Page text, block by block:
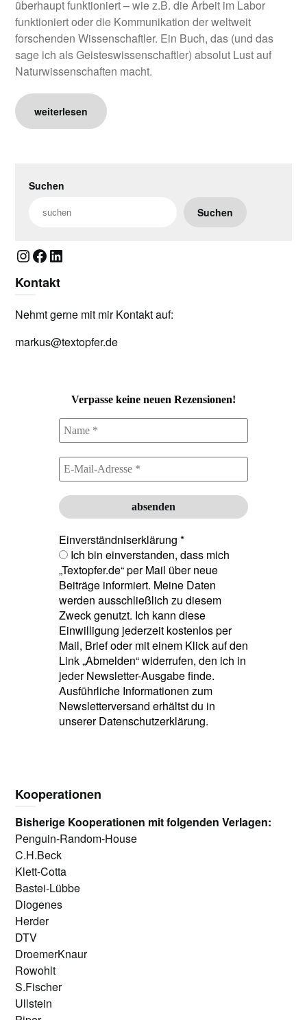
überhaupt funktioniert – wie z.B. die Arbeit im Labor
funktioniert oder die Kommunikation der weltweit
forschenden Wissenschaftler. Ein Buch, das (und das
sage ich als Geisteswissenschaftler) absolut Lust auf
Naturwissenschaften macht.
weiterlesen
Suchen
Suchen
Instagram
Facebook
LinkedIn
Kontakt
Nehmt gerne mit mir Kontakt auf:
markus@textopfer.de
Verpasse keine neuen Rezensionen!
Einverständniserklärung *
Ich bin einverstanden, dass mich
„Textopfer.de“ per Mail über neue
Beiträge informiert. Meine Daten
werden ausschließlich zu diesem
Zweck genutzt. Ich kann diese
Einwilligung jederzeit kostenlos per
Mail, Brief oder mit einem Klick auf den
Link „Abmelden“ widerrufen, den ich in
jeder Newsletter-Ausgabe finde.
Ausführliche Informationen zum
Newsletterversand erhältst du in
unserer Datenschutzerklärung.
Kooperationen
Bisherige Kooperationen mit folgenden Verlagen:
Penguin-Random-House
C.H.Beck
Klett-Cotta
Bastei-Lübbe
Diogenes
Herder
DTV
DroemerKnaur
Rowohlt
S.Fischer
Ullstein